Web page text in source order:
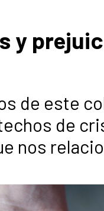
y
de este
de
nos